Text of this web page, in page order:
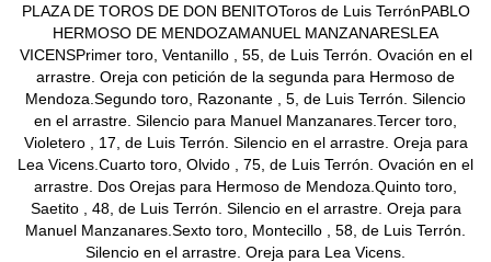
PLAZA DE TOROS DE DON BENITOToros de Luis TerrónPABLO
HERMOSO DE MENDOZAMANUEL MANZANARESLEA
VICENSPrimer toro, Ventanillo , 55, de Luis Terrón. Ovación en el
arrastre. Oreja con petición de la segunda para Hermoso de
Mendoza.Segundo toro, Razonante , 5, de Luis Terrón. Silencio
en el arrastre. Silencio para Manuel Manzanares.Tercer toro,
Violetero , 17, de Luis Terrón. Silencio en el arrastre. Oreja para
Lea Vicens.Cuarto toro, Olvido , 75, de Luis Terrón. Ovación en el
arrastre. Dos Orejas para Hermoso de Mendoza.Quinto toro,
Saetito , 48, de Luis Terrón. Silencio en el arrastre. Oreja para
Manuel Manzanares.Sexto toro, Montecillo , 58, de Luis Terrón.
Silencio en el arrastre. Oreja para Lea Vicens.